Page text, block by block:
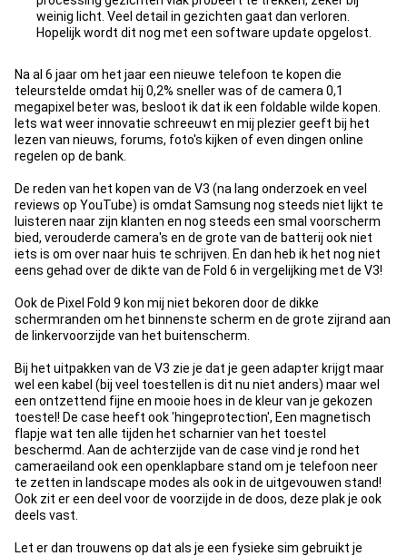
Conweinig licht. Veel detail in gezichten gaat dan verloren.
Hopelijk wordt dit nog met een software update opgelost.
Na al 6 jaar om het jaar een nieuwe telefoon te kopen die
teleurstelde omdat hij 0,2% sneller was of de camera 0,1
megapixel beter was, besloot ik dat ik een foldable wilde kopen.
Iets wat weer innovatie schreeuwt en mij plezier geeft bij het
lezen van nieuws, forums, foto's kijken of even dingen online
regelen op de bank.
De reden van het kopen van de V3 (na lang onderzoek en veel
reviews op YouTube) is omdat Samsung nog steeds niet lijkt te
luisteren naar zijn klanten en nog steeds een smal voorscherm
bied, verouderde camera's en de grote van de batterij ook niet
iets is om over naar huis te schrijven. En dan heb ik het nog niet
eens gehad over de dikte van de Fold 6 in vergelijking met de V3!
Ook de Pixel Fold 9 kon mij niet bekoren door de dikke
schermranden om het binnenste scherm en de grote zijrand aan
de linkervoorzijde van het buitenscherm.
Bij het uitpakken van de V3 zie je dat je geen adapter krijgt maar
wel een kabel (bij veel toestellen is dit nu niet anders) maar wel
een ontzettend fijne en mooie hoes in de kleur van je gekozen
toestel! De case heeft ook 'hingeprotection', Een magnetisch
flapje wat ten alle tijden het scharnier van het toestel
beschermd. Aan de achterzijde van de case vind je rond het
cameraeiland ook een openklapbare stand om je telefoon neer
te zetten in landscape modes als ook in de uitgevouwen stand!
Ook zit er een deel voor de voorzijde in de doos, deze plak je ook
deels vast.
Let er dan trouwens op dat als je een fysieke sim gebruikt je